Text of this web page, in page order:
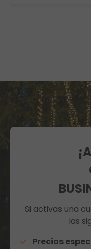
Si activas una
las
Precios